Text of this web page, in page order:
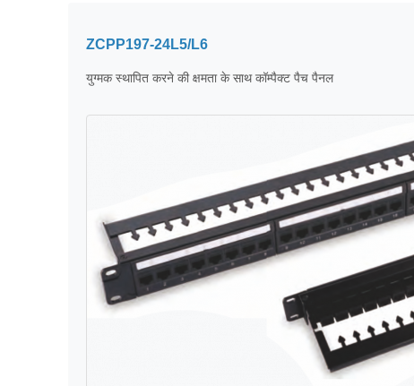
ZCPP197-24L5/L6
युग्मक स्थापित करने की क्षमता के साथ कॉम्पैक्ट पैच पैनल